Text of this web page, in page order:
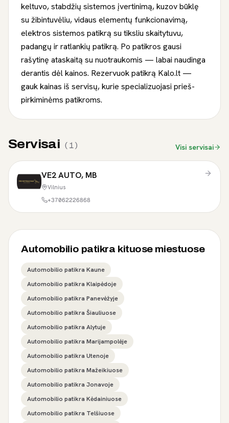
keltuvo, stabdžių sistemos įvertinimą, kuzov būklę
su žibintuvėliu, vidaus elementų funkcionavimą,
elektros sistemos patikrą su tiksliu skaitytuvu,
padangų ir ratlankių patikrą. Po patikros gausi
rašytinę ataskaitą su nuotraukomis — labai naudinga
derantis dėl kainos. Rezervuok patikrą Kalo.lt —
gauk kainas iš servisų, kurie specializuojasi prieš-
pirkiminėms patikroms.
Servisai (1) Visi servisai
VE2 AUTO, MB
Vilnius
+37062226868
Automobilio patikra kituose miestuose
Automobilio patikra Kaune
Automobilio patikra Klaipėdoje
Automobilio patikra Panevėžyje
Automobilio patikra Šiauliuose
Automobilio patikra Alytuje
Automobilio patikra Marijampolėje
Automobilio patikra Utenoje
Automobilio patikra Mažeikiuose
Automobilio patikra Jonavoje
Automobilio patikra Kėdainiuose
Automobilio patikra Telšiuose